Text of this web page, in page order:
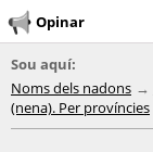
Opinar
Sou aquí:
Noms dels nadons
(nena). Per províncies